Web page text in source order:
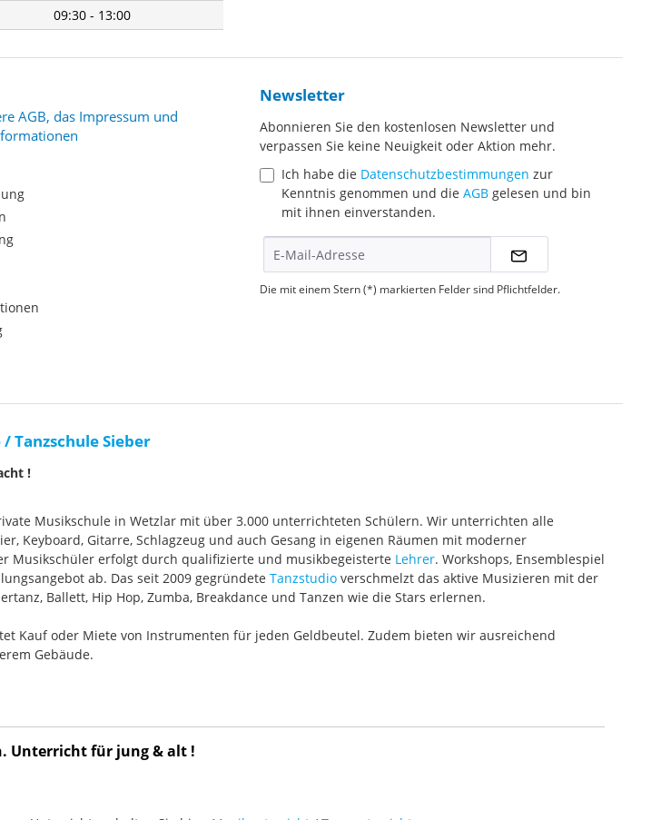
09:30 - 13:00
AGB, das Impressum und
Newsletter
Abonnieren Sie den kostenlosen Newsletter und
verpassen Sie keine Neuigkeit oder Aktion mehr.
Ich habe die Datenschutzbestimmungen zur
Kenntnis genommen und die AGB gelesen und bin
mit ihnen einverstanden.
Die mit einem Stern (*) markierten Felder sind Pflichtfelder.
Tanzschule Sieber
!
Musikschule in Wetzlar mit über 3.000 unterrichteten Schülern. Wir unterrichten alle
Keyboard, Gitarre, Schlagzeug und auch Gesang in eigenen Räumen mit moderner
Musikschüler erfolgt durch qualifizierte und musikbegeisterte Lehrer. Workshops, Ensemblespiel
ab. Das seit 2009 gegründete Tanzstudio verschmelzt das aktive Musizieren mit der
Ballett, Hip Hop, Zumba, Breakdance und Tanzen wie die Stars erlernen.
Kauf oder Miete von Instrumenten für jeden Geldbeutel. Zudem bieten wir ausreichend
Gebäude.
Unterricht für jung & alt !